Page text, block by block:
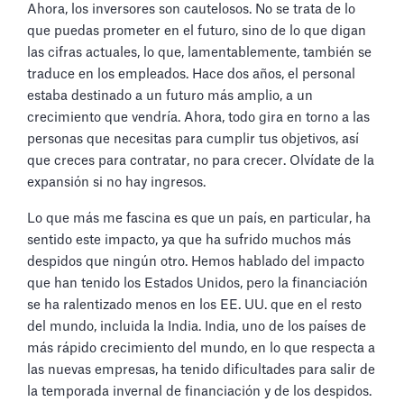
Ahora, los inversores son cautelosos. No se trata de lo
que puedas prometer en el futuro, sino de lo que digan
las cifras actuales, lo que, lamentablemente, también se
traduce en los empleados. Hace dos años, el personal
estaba destinado a un futuro más amplio, a un
crecimiento que vendría. Ahora, todo gira en torno a las
personas que necesitas para cumplir tus objetivos, así
que creces para contratar, no para crecer. Olvídate de la
expansión si no hay ingresos.
Lo que más me fascina es que un país, en particular, ha
sentido este impacto, ya que ha sufrido muchos más
despidos que ningún otro. Hemos hablado del impacto
que han tenido los Estados Unidos, pero la financiación
se ha ralentizado menos en los EE. UU. que en el resto
del mundo, incluida la India. India, uno de los países de
más rápido crecimiento del mundo, en lo que respecta a
las nuevas empresas, ha tenido dificultades para salir de
la temporada invernal de financiación y de los despidos.